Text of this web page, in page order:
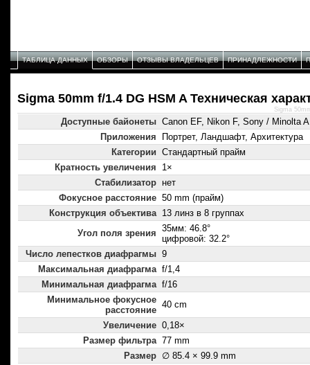
ТАБЛИЦА ДАННЫХ ОБЗОРЫ ОТЗЫВЫ ВЛАДЕЛЬЦЕВ ПРИНАДЛЕЖНОСТИ
Sigma 50mm f/1.4 DG HSM A Техническая
Доступные байонеты Canon EF, Nikon F, Sony / Minolta
Приложения
Портрет, Ландшафт, Архитектура
Категории Стандартный прайм
Кратность увеличения
1×
Стабилизатор нет
Фокусное расстояние 50 mm (прайм)
Конструкция объектива 13 линз в 8 группах
Угол поля зрения 35мм: 46.8°
цифровой: 32.2°
Число лепестков диафрагмы 9
Максимальная диафрагма f/1,4
Минимальная диафрагма f/16
Минимальное фокусное
расстояние
40 cm
Увеличение 0,18×
Размер фильтра 77 mm
Размер ∅ 85.4 × 99.9 mm
Sigma